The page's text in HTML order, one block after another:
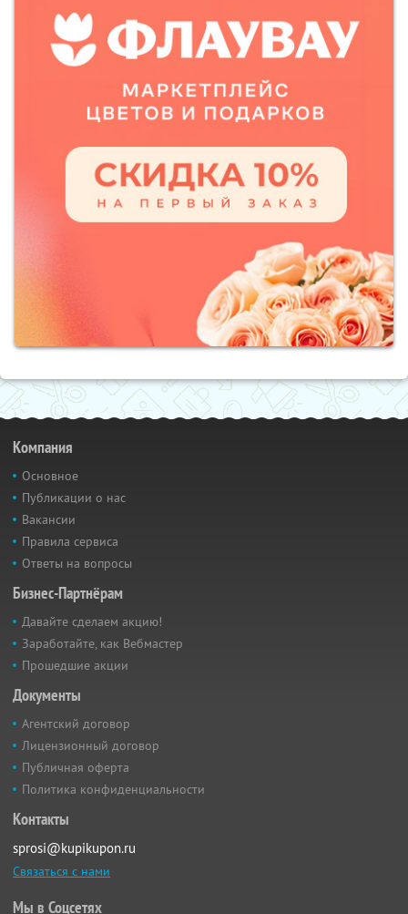
Компания
Основное
Публикации о нас
Вакансии
Правила сервиса
Ответы на вопросы
Бизнес-Партнёрам
Давайте сделаем акцию!
Заработайте, как Вебмастер
Прошедшие акции
Документы
Агентский договор
Лицензионный договор
Публичная оферта
Политика конфиденциальности
Контакты
sprosi@kupikupon.ru
Связаться с нами
Мы в Соцсетях